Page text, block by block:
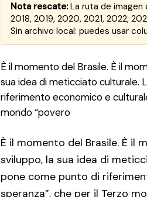
Nota rescate:La ruta de imagen
2018, 2019, 2020, 2021, 2022,
Sin archivo local: puedes usar
È il momento del Brasile. È il
sua idea di meticciato culturale.
riferimento economico e
mondo “povero
È il momento del Brasile. È il
sviluppo, la sua idea di
pone come punto di
speranza”, che per il Terzo